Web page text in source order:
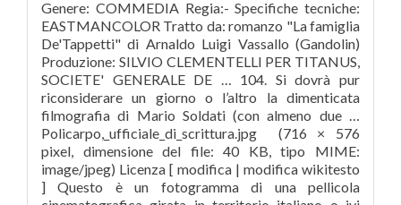
Genere: COMMEDIA Regia:- Specifiche tecniche:
EASTMANCOLOR Tratto da: romanzo "La famiglia
De'Tappetti" di Arnaldo Luigi Vassallo (Gandolin)
Produzione: SILVIO CLEMENTELLI PER TITANUS,
SOCIETE' GENERALE DE … 104. Si dovrà pur
riconsiderare un giorno o l’altro la dimenticata
filmografia di Mario Soldati (con almeno due …
Policarpo,_ufficiale_di_scrittura.jpg ‎ (716 × 576
pixel, dimensione del file: 40 KB, tipo MIME:
image/jpeg) Licenza [ modifica | modifica wikitesto
] Questo è un fotogramma di una pellicola